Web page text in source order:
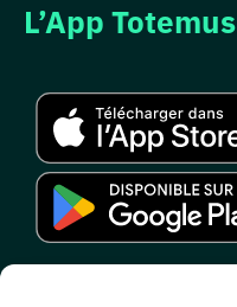
L’App Totemus